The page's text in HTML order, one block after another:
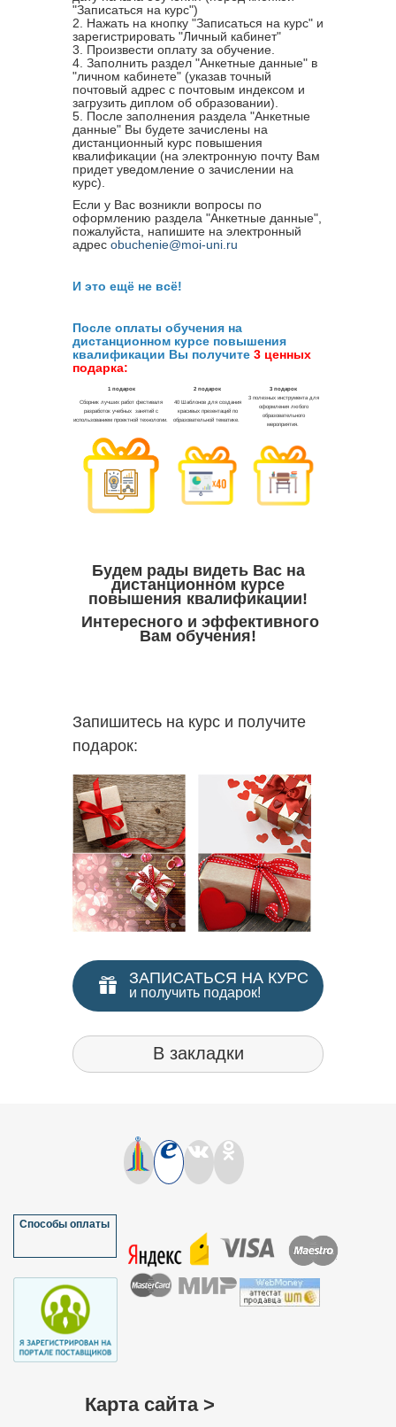
"Записаться на курс")
2. Нажать на кнопку "Записаться на курс" и
зарегистрировать "Личный кабинет"
3. Произвести оплату за обучение.
4. Заполнить раздел "Анкетные данные" в
"личном кабинете" (указав точный
почтовый адрес с почтовым индексом и
загрузить диплом об образовании).
5. После заполнения раздела "Анкетные
данные" Вы будете зачислены на
дистанционный курс повышения
квалификации (на электронную почту Вам
придет уведомление о зачислении на
курс).
Если у Вас возникли вопросы по
оформлению раздела "Анкетные данные",
пожалуйста, напишите на электронный
адрес obuchenie@moi-uni.ru
И это ещё не всё!
После оплаты обучения на
дистанционном курсе повышения
квалификации Вы получите 3 ценных
подарка:
Будем рады видеть Вас на
дистанционном курсе
повышения квалификации!
Интересного и эффективного
Вам обучения!
Запишитесь на курс и получите
подарок:
ЗАПИСАТЬСЯ НА КУРС
и получить подарок!
В закладки
Способы оплаты
Карта сайта >